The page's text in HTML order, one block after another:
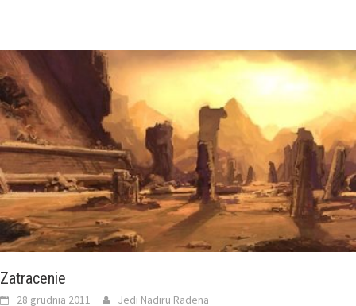
Zatracenie
28 grudnia 2011 Jedi Nadiru Radena